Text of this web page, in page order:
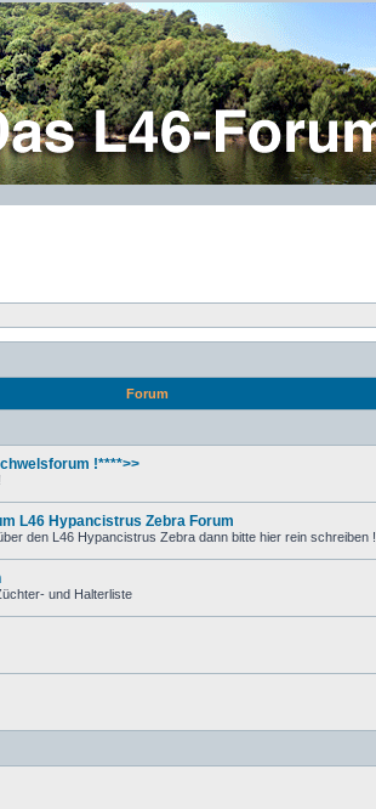
Forum
!****>>
L46 Hypancistrus Zebra Forum
den L46 Hypancistrus Zebra dann bitte hier rein schreiben !
und Halterliste